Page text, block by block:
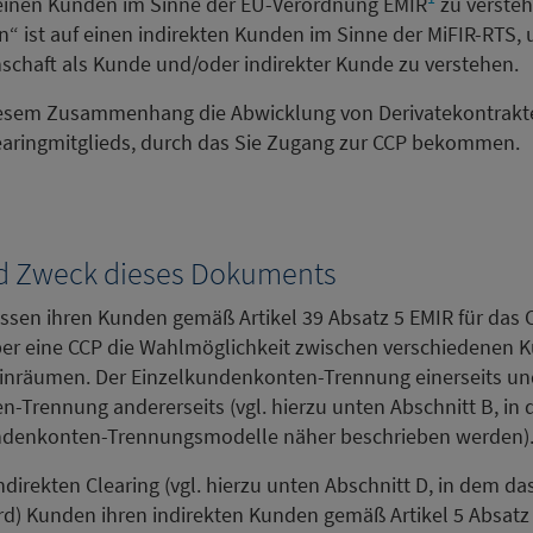
ist auf einen indirekten Kunden im Sinne der MiFIR-RTS,
als Kunde und/oder indirekter Kunde zu verstehen.
Zusammenhang die Abwicklung von
durch das Sie Zugang zur CCP bekommen.
dieses Dokuments
ihren Kunden gemäß Artikel 39 Absatz 5 EMIR für das
eine CCP die Wahlmöglichkeit zwischen verschiedenen
Der Einzelkundenkonten-Trennung einerseits
Trennung andererseits (vgl. hierzu unten Abschnitt B, in
Trennungsmodelle näher beschrieben werden).
Clearing (vgl. hierzu unten Abschnitt D, in dem
Kunden ihren indirekten Kunden gemäß Artikel 5 Absatz